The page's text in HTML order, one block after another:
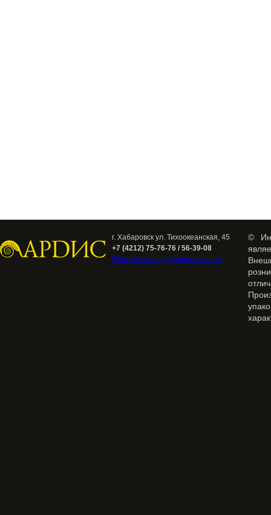
г. Хабаровск ул. Тихоокеанская, 45
+7 (4212) 75-76-76 / 56-39-08
Политика конфиденциальности
©